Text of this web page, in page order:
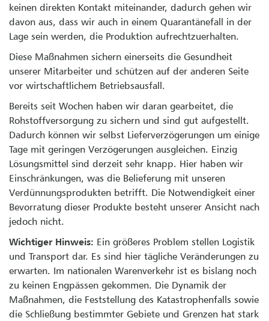
keinen direkten Kontakt miteinander, dadurch gehen wir
davon aus, dass wir auch in einem Quarantänefall in der
Lage sein werden, die Produktion aufrechtzuerhalten.
Diese Maßnahmen sichern einerseits die Gesundheit
unserer Mitarbeiter und schützen auf der anderen Seite
vor wirtschaftlichem Betriebsausfall.
Bereits seit Wochen haben wir daran gearbeitet, die
Rohstoffversorgung zu sichern und sind gut aufgestellt.
Dadurch können wir selbst Lieferverzögerungen um einige
Tage mit geringen Verzögerungen ausgleichen. Einzig
Lösungsmittel sind derzeit sehr knapp. Hier haben wir
Einschränkungen, was die Belieferung mit unseren
Verdünnungsprodukten betrifft. Die Notwendigkeit einer
Bevorratung dieser Produkte besteht unserer Ansicht nach
jedoch nicht.
Wichtiger Hinweis: Ein größeres Problem stellen Logistik
und Transport dar. Es sind hier tägliche Veränderungen zu
erwarten. Im nationalen Warenverkehr ist es bislang noch
zu keinen Engpässen gekommen. Die Dynamik der
Maßnahmen, die Feststellung des Katastrophenfalls sowie
die Schließung bestimmter Gebiete und Grenzen hat stark